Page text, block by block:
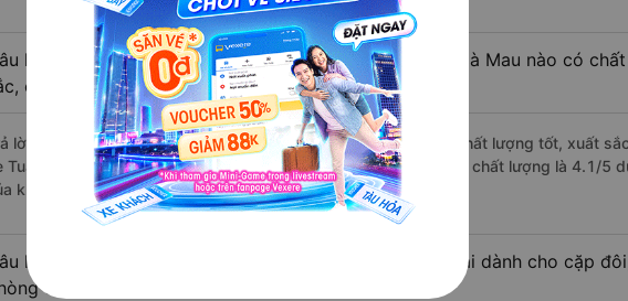
hỏi: Review xe đi Tân Phú - Đồng Nai từ Đầm Dơi - Cà Mau nào có
cao cấp nhất?
lời: Những hãng xe đi Đầm Dơi - Cà Mau Tân Phú - Đồng Nai chất lượng tốt, xuất
Tuấn Hiệp đi Tân Phú - Đồng Nai từ Đầm Dơi - Cà Mau với điểm chất lượng là 4.1/5
khách hàng).
hỏi: Có loại xe Đầm Dơi - Cà Mau Tân Phú - Đồng Nai dành cho cặp
đôi không?